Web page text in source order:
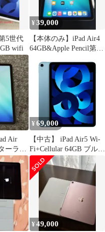
5世代
wifi
¥39,000
【本体のみ】iPad Air4
64GB&Apple Pencil第2
Air
ーライ
¥ 69,000
【中古】 iPad Air5 Wi-
Fi+Cellular 64GB ブルー
A2589 2022年 SIMフリ
ー 本体 タブレット ア
イパッド アップル
apple 【送料無料】
ipda5mtm2809
¥49,000